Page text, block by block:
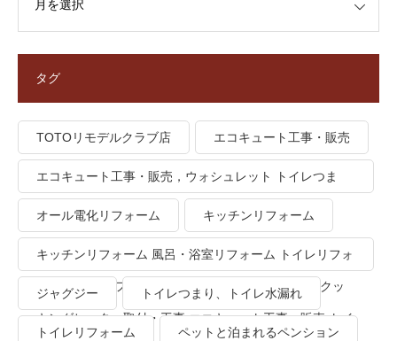
タグ
TOTOリモデルクラブ店 エコキュート工事・販売
エコキュート工事・販売，ウォシュレット トイレつま
り、トイレ水漏れ
オール電化リフォーム キッチンリフォーム
キッチンリフォーム 風呂・浴室リフォーム トイレリフォ
ーム 洗面所リフォーム オール電化リフォーム ＩＨクッ
キングヒーター取付・工事 エコキュート工事・販売 トイ
ジャグジー トイレつまり、トイレ水漏れ
トイレリフォーム ペットと泊まれるペンション